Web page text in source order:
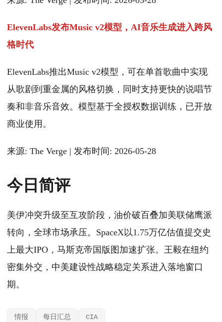
ElevenLabs发布Music v2模型，AI音乐生成进入跨风
格时代
ElevenLabs推出Music v2模型，可在单首歌曲中实现
从歌剧到重金属的风格切换，同时支持更快的说唱节
奏和非音乐音效。模型基于全授权数据训练，已开放
商业使用。
来源: The Verge | 发布时间: 2026-05-28
今日简评
美伊冲突升级至互攻阶段，油价破百叠加美联储鹰派
转向，全球市场承压。SpaceX以1.75万亿估值提交史
上最大IPO，马斯克帝国版图加速扩张。王毅在纽约
密集外交，中美建设性战略稳定关系进入落地窗口
期。
情报 每日汇总 CIA